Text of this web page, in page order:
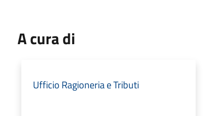
A cura di
Ufficio Ragioneria e Tributi